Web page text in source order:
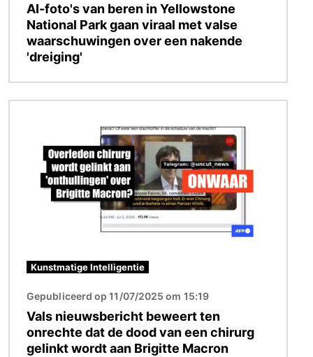
AI-foto's van beren in Yellowstone
National Park gaan viraal met valse
waarschuwingen over een nakende
'dreiging'
Kunstmatige Intelligentie
Gepubliceerd op 11/07/2025 om 15:19
Vals nieuwsbericht beweert ten
onrechte dat de dood van een chirurg
gelinkt wordt aan Brigitte Macron